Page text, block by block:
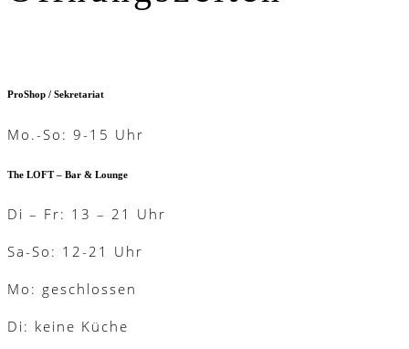
ProShop / Sekretariat
Mo.-So: 9-15 Uhr
The LOFT – Bar & Lounge
Di – Fr: 13 – 21 Uhr
Sa-So: 12-21 Uhr
Mo: geschlossen
Di: keine Küche